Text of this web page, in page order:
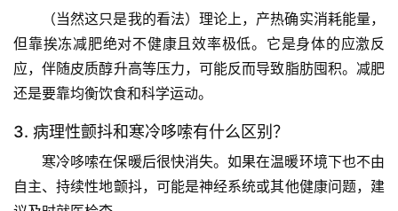
真
（当然这只是我的看法）理论上，产热确实消耗能量，
但靠挨冻减肥绝对不健康且效率极低。它是身体的应激反
应，伴随皮质醇升高等压力，可能反而导致脂肪囤积。减肥
还是要靠均衡饮食和科学运动。
3. 病理性颤抖和寒冷哆嗦有什么区别？
寒冷哆嗦在保暖后很快消失。如果在温暖环境下也不由
自主、持续性地颤抖，可能是神经系统或其他健康问题，建